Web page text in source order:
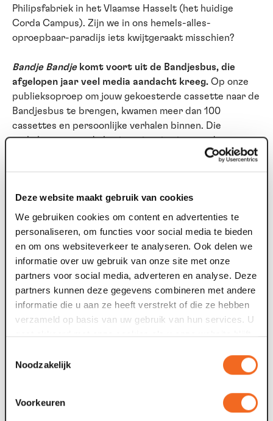
Deze website maakt gebruik van cookies
We gebruiken cookies om content en advertenties te
personaliseren, om functies voor social media te bieden
en om ons websiteverkeer te analyseren. Ook delen we
informatie over uw gebruik van onze site met onze
partners voor social media, adverteren en analyse. Deze
partners kunnen deze gegevens combineren met andere
informatie die u aan ze heeft verstrekt of die ze hebben
verzameld op basis van uw gebruik van hun services. U
gaat akkoord met onze cookies als u onze website blijft
Noodzakelijk
Voorkeuren
Philipsfabriek in het Vlaamse Hasselt (het huidige
Corda Campus). Zijn we in ons hemels-alles-
oproepbaar-paradijs iets kwijtgeraakt misschien?
Bandje Bandjekomt voort uit de Bandjesbus, die
afgelopen jaar veel media aandacht kreeg. Op onze
publieksoproep om jouw gekoesterde cassette naar de
Bandjesbus te brengen, kwamen meer dan 100
cassettes en persoonlijke verhalen binnen. Die
verhalen vormen de basis en inspiratie voor deze
Per voorstelling zijn beperkt aantal plaatsen (voor 18
personen). De voorstelling start op meerdere
momenten per dag.
Er zijn 6 verschillende wandelroutes ieder met een
exclusief verhaal.
Iedere route duurt ongeveer 50 minuten.
Je beleeft de audioroute alleen.
Je ticket is geldig voor 1 van de 6 routes.
Wil je meerdere routes beleven op dezelfde
entreekaart met een andere aanvangstijd. (NB: zorg
dat er minimaal 1 uur tussen beiden aanvangstijden
zit zodat beiden tours elkaar niet overlappen).